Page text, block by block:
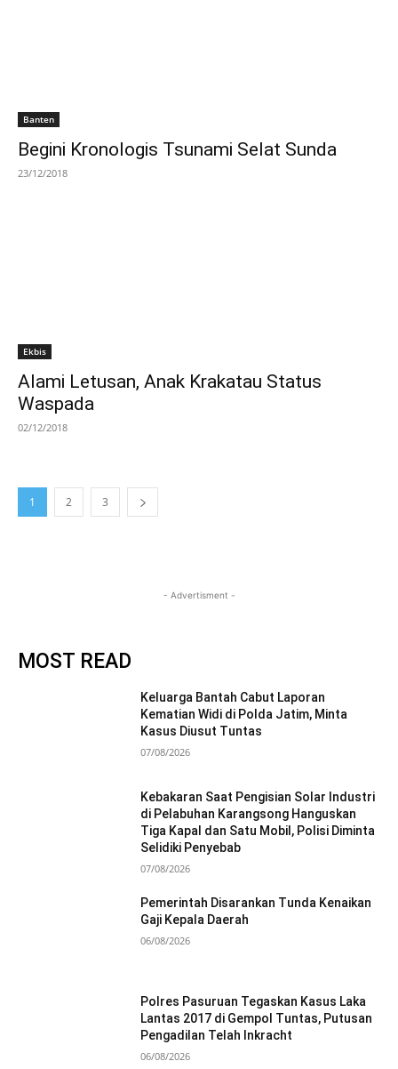
Banten
Begini Kronologis Tsunami Selat Sunda
23/12/2018
Ekbis
Alami Letusan, Anak Krakatau Status
Waspada
02/12/2018
1 2 3
- Advertisment -
MOST READ
Keluarga Bantah Cabut Laporan
Kematian Widi di Polda Jatim, Minta
Kasus Diusut Tuntas
07/08/2026
Kebakaran Saat Pengisian Solar Industri
di Pelabuhan Karangsong Hanguskan
Tiga Kapal dan Satu Mobil, Polisi Diminta
Selidiki Penyebab
07/08/2026
Pemerintah Disarankan Tunda Kenaikan
Gaji Kepala Daerah
06/08/2026
Polres Pasuruan Tegaskan Kasus Laka
Lantas 2017 di Gempol Tuntas, Putusan
Pengadilan Telah Inkracht
06/08/2026